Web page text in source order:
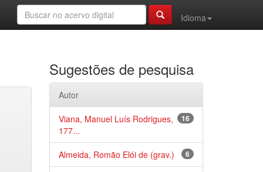
Idioma
Sugestões de pesquisa
Autor
16
Viana, Manuel Luís Rodrigues,
177...
6
Almeida, Romão Elói de (grav.)